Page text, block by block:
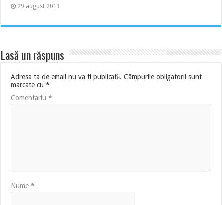
29 august 2019
Lasă un răspuns
Adresa ta de email nu va fi publicată. Câmpurile obligatorii sunt
marcate cu*
Comentariu*
Nume*